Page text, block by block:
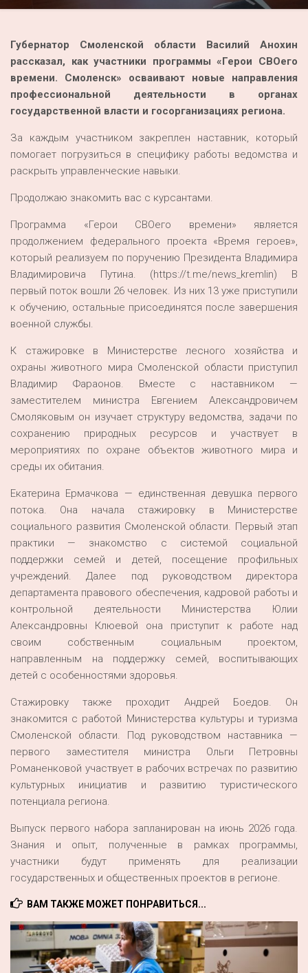
Перепись — 2020
Губернатор Смоленской области Василий Анохин
рассказал, как участники программы «Герои СВОего
времени. Смоленск» осваивают новые направления
профессиональной деятельности в органах
государственной власти и госорганизациях региона.
За каждым участником закреплен наставник, который
помогает погрузиться в специфику работы ведомства и
раскрыть управленческие навыки.
Продолжаю знакомить вас с курсантами.
Программа «Герои СВОего времени» является
продолжением федерального проекта «Время героев»,
который реализуем по поручению Президента Владимира
Владимировича Путина. (https://t.me/news_kremlin) В
первый поток вошли 26 человек. Из них 13 уже приступили
к обучению, остальные присоединятся после завершения
военной службы.
К стажировке в Министерстве лесного хозяйства и
охраны животного мира Смоленской области приступил
Владимир Фараонов. Вместе с наставником —
заместителем министра Евгением Александровичем
Смоляковым он изучает структуру ведомства, задачи по
сохранению природных ресурсов и участвует в
мероприятиях по охране объектов животного мира и
среды их обитания.
Екатерина Ермачкова — единственная девушка первого
потока. Она начала стажировку в Министерстве
социального развития Смоленской области. Первый этап
практики — знакомство с системой социальной
поддержки семей и детей, посещение профильных
учреждений. Далее под руководством директора
департамента правового обеспечения, кадровой работы и
контрольной деятельности Министерства Юлии
Александровны Клюевой она приступит к работе над
своим собственным социальным проектом,
направленным на поддержку семей, воспитывающих
детей с особенностями здоровья.
Стажировку также проходит Андрей Боедов. Он
знакомится с работой Министерства культуры и туризма
Смоленской области. Под руководством наставника —
первого заместителя министра Ольги Петровны
Романенковой участвует в рабочих встречах по развитию
культурных инициатив и развитию туристического
потенциала региона.
Выпуск первого набора запланирован на июнь 2026 года.
Знания и опыт, полученные в рамках программы,
участники будут применять для реализации
государственных и общественных проектов в регионе.
ВАМ ТАКЖЕ МОЖЕТ ПОНРАВИТЬСЯ...